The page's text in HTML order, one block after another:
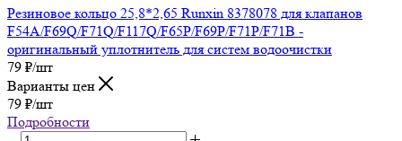
Резиновое кольцо 25,8*2,65 Runxin 8378078 для клапанов
F54A/F69Q/F71Q/F117Q/F65P/F69P/F71P/F71B -
оригинальный уплотнитель для систем водоочистки
79 ₽/шт
Варианты цен
79 ₽/шт
Подробности